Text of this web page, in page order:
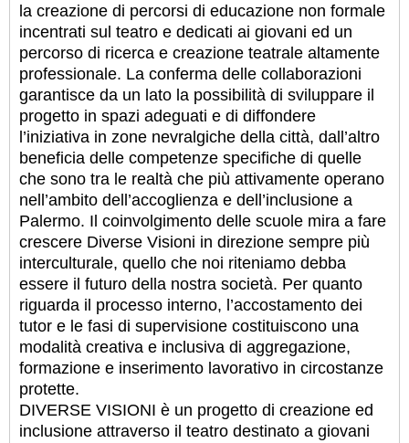
la creazione di percorsi di educazione non formale
incentrati sul teatro e dedicati ai giovani ed un
percorso di ricerca e creazione teatrale altamente
professionale. La conferma delle collaborazioni
garantisce da un lato la possibilità di sviluppare il
progetto in spazi adeguati e di diffondere
l’iniziativa in zone nevralgiche della città, dall’altro
beneficia delle competenze specifiche di quelle
che sono tra le realtà che più attivamente operano
nell’ambito dell’accoglienza e dell’inclusione a
Palermo. Il coinvolgimento delle scuole mira a fare
crescere Diverse Visioni in direzione sempre più
interculturale, quello che noi riteniamo debba
essere il futuro della nostra società. Per quanto
riguarda il processo interno, l’accostamento dei
tutor e le fasi di supervisione costituiscono una
modalità creativa e inclusiva di aggregazione,
formazione e inserimento lavorativo in circostanze
protette.
DIVERSE VISIONI è un progetto di creazione ed
inclusione attraverso il teatro destinato a giovani